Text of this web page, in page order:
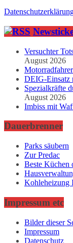
Versuchter
August 2026
DEIG-Einsatz
Spezialkräfte
August 2026
Imbiss mit
Dauerbrenner
Parks säubern
Zur Predac
Beste Küchen
Kohleheizung
Impressum etc
Bilder dieser
Impressum
Datenschutz